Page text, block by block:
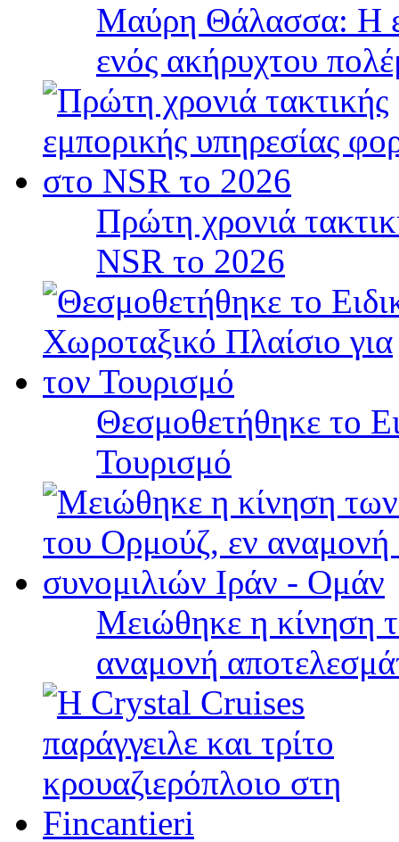
Μαύρη Θάλασσα: Η
ενός ακήρυχτου
Πρώτη χρονιά
NSR το 2026
Θεσμοθετήθηκε το
Τουρισμό
Μειώθηκε η κίνηση
αναμονή